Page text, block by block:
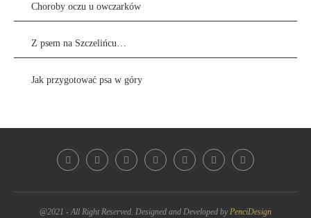
Choroby oczu u owczarków
Z psem na Szczelińcu…
Jak przygotować psa w góry
@2021 - All Right Reserved. Designed and Developed by PenciDesign